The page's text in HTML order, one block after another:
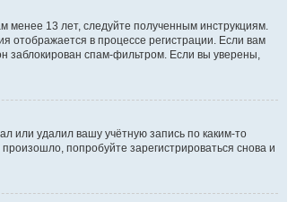
менее 13 лет, следуйте полученным инструкциям.
отображается в процессе регистрации. Если вам
заблокирован спам-фильтром. Если вы уверены,
или удалил вашу учётную запись по каким-то
попробуйте зарегистрироваться снова и